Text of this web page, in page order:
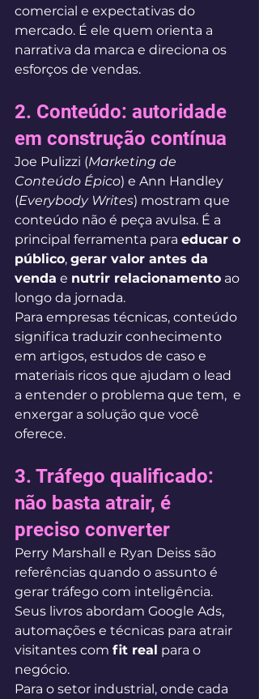
comercial e expectativas do
mercado. É ele quem orienta a
narrativa da marca e direciona os
esforços de vendas.
2. Conteúdo: autoridade
em construção contínua
Joe Pulizzi (Marketing de
Conteúdo Épico) e Ann Handley
(Everybody Writes) mostram que
conteúdo não é peça avulsa. É a
principal ferramenta para educar o
público, gerar valor antes da
venda e nutrir relacionamento ao
longo da jornada.
Para empresas técnicas, conteúdo
significa traduzir conhecimento
em artigos, estudos de caso e
materiais ricos que ajudam o lead
a entender o problema que tem,  e
enxergar a solução que você
oferece.
3. Tráfego qualificado:
não basta atrair, é
preciso converter
Perry Marshall e Ryan Deiss são
referências quando o assunto é
gerar tráfego com inteligência.
Seus livros abordam Google Ads,
automações e técnicas para atrair
visitantes com fit real para o
negócio.
Para o setor industrial, onde cada